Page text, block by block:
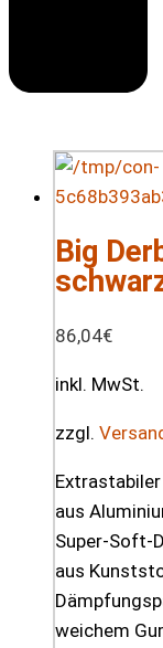
Big
86,04€
inkl. MwSt.
zzgl.
aus
Super-Soft-
aus
weichem